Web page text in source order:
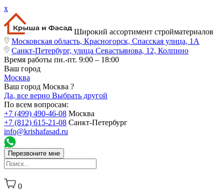
x
Широкий ассортимент стройматериалов
Московская область, Красногорск, Спасская улица, 1А
Санкт-Петербург, улица Севастьянова, 12, Колпино
Время работы пн.-пт. 9:00 – 18:00
Ваш город
Москва
Ваш город Москва ?
Да, все верно Выбрать другой
По всем вопросам:
+7 (499) 490-46-08 Москва
+7 (812) 615-21-08 Санкт-Петербург
info@krishafasad.ru
Перезвоните мне
0